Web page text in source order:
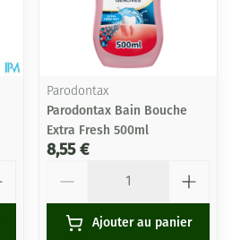
Parodontax
Parodontax Bain Bouche
Extra Fresh 500ml
8,55 €
Ajouter au panier